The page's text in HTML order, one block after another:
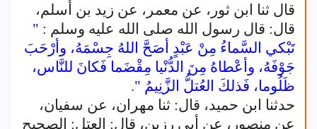
قال ثنا ابن ثور، عن معمر، عن زيد بن أسلم،
قال: قال رسول الله صلى الله عليه وسلم : "
تَبْكي السَّماءُ مِنْ عَبْدٍ أصَحَّ اللهُ جِسْمَهُ، وأرْحَبَ
جَوْفَهُ، وأعْطاهُ مِنَ الدُّنْيا مِقْضَما فَكانَ للنَّاس،
ظَلُوما، فَذلكَ العُتلُّ الزَّنِيمُ ".
حدثنا ابن حميد، قال: ثنا مهران، عن سفيان،
عن منصور، عن أبي رزين، قال: العتل: الصحيح